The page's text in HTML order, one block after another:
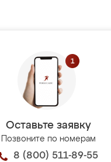
Оставьте заявку
Позвоните по номерам
8 (800) 511-89-55